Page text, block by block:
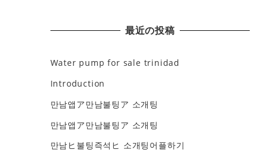
最近の投稿
Water pump for sale trinidad
Introduction
만남앱ア만남불팅ア 소개팅
만남앱ア만남불팅ア 소개팅
만남ヒ불팅즉석ヒ 소개팅어플하기